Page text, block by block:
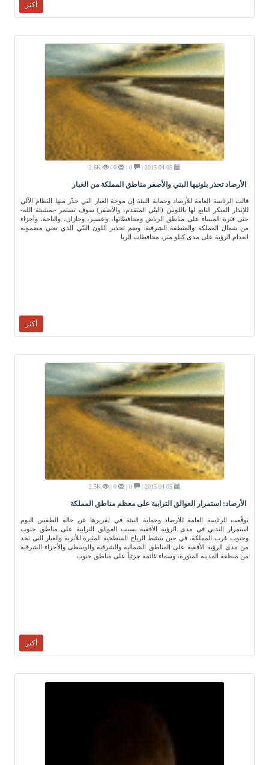
أكثر
2.6K
الأرصاد تحذر بلونيها البني والأصفر مناطق المملكة من الغبار
قالت الرئاسة العامة للأرصاد وحماية البيئة إن موجة الغبار التي حذّر منها النظام الآلي
للإنذار المبكر التابع لها باللونين (البنّي المتقدم، والأصفر) سوف تستمر -بمشيئة الله-
حتى فترة المساء على مناطق الرياض ومحافظاتها، وعسير، وجازان، والباحة، وأجزاء
من شمال المملكة والمنطقة الشرقية. وضم تحذير اللون البنّي الذي يعني مضمونه
انعدام الرؤية على مدى كيلو متر، محافظات الريا
أكثر
2.5K
الأرصاد: استمرار العوالق الترابية على معظم مناطق المملكة
توقّعت الرئاسة العامة للأرصاد وحماية البيئة في تقريرها عن حالة الطقس اليوم
استمرار التدني في مدى الرؤية الأفقية بسبب العوالق الترابية على مناطق جنوب
وجنوب غرب المملكة، في حين تنشط الرياح السطحية المثيرة للأتربة والغبار التي تحد
من مدى الرؤية الأفقية على المناطق الشمالية والشرقية والوسطى والأجزاء الشرقية
من منطقة المدينة المنورة، وسماء غائمة جزئياً على مناطق جنوب
أكثر